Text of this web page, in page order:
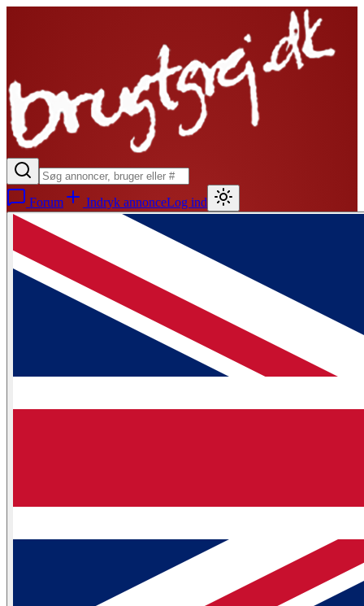
Forum Indryk annonceLog ind